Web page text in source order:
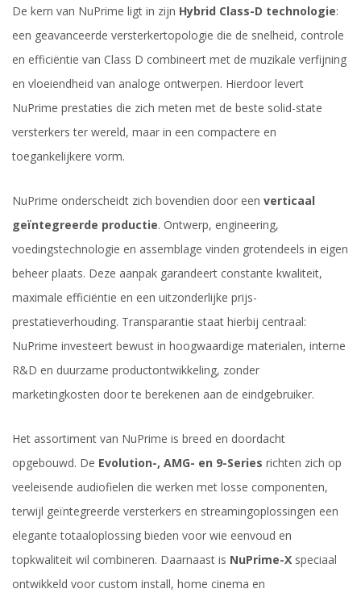
De kern van NuPrime ligt in zijn Hybrid Class-D technologie:
een geavanceerde versterkertopologie die de snelheid, controle
en efficiëntie van Class D combineert met de muzikale verfijning
en vloeiendheid van analoge ontwerpen. Hierdoor levert
NuPrime prestaties die zich meten met de beste solid-state
versterkers ter wereld, maar in een compactere en
toegankelijkere vorm.
NuPrime onderscheidt zich bovendien door een verticaal
geïntegreerde productie. Ontwerp, engineering,
voedingstechnologie en assemblage vinden grotendeels in eigen
beheer plaats. Deze aanpak garandeert constante kwaliteit,
maximale efficiëntie en een uitzonderlijke prijs-
prestatieverhouding. Transparantie staat hierbij centraal:
NuPrime investeert bewust in hoogwaardige materialen, interne
R&D en duurzame productontwikkeling, zonder
marketingkosten door te berekenen aan de eindgebruiker.
Het assortiment van NuPrime is breed en doordacht
opgebouwd. De Evolution-, AMG- en 9-Series richten zich op
veeleisende audiofielen die werken met losse componenten,
terwijl geïntegreerde versterkers en streamingoplossingen een
elegante totaaloplossing bieden voor wie eenvoud en
topkwaliteit wil combineren. Daarnaast is NuPrime-X speciaal
ontwikkeld voor custom install, home cinema en